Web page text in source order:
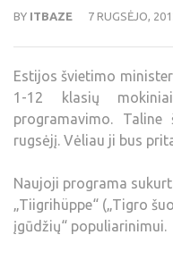
BY ITBAZE 7 RUGSĖJO,
Estijos švietimo
1-12 klasių
programavimo.
rugsėjį. Vėliau ji bus
Naujoji programa
„Tiigrihüppe“ („Tigro
įgūdžių“ populiarinimui.